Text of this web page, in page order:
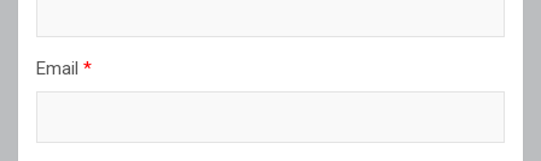
Email *